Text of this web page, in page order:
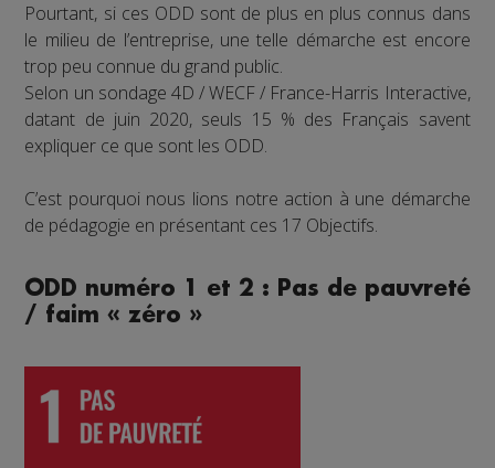
Pourtant, si ces ODD sont de plus en plus connus dans
le milieu de l’entreprise, une telle démarche est encore
trop peu connue du grand public.
Selon un sondage 4D / WECF / France-Harris Interactive,
datant de juin 2020, seuls 15 % des Français savent
expliquer ce que sont les ODD.
C’est pourquoi nous lions notre action à une démarche
de pédagogie en présentant ces 17 Objectifs.
ODD numéro 1 et 2 : Pas de pauvreté
/ faim « zéro »